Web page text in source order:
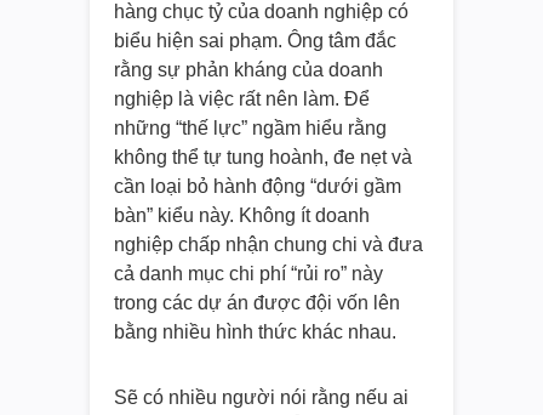
hàng chục tỷ của doanh nghiệp có
biểu hiện sai phạm. Ông tâm đắc
rằng sự phản kháng của doanh
nghiệp là việc rất nên làm. Để
những “thế lực” ngầm hiểu rằng
không thể tự tung hoành, đe nẹt và
cần loại bỏ hành động “dưới gầm
bàn” kiểu này. Không ít doanh
nghiệp chấp nhận chung chi và đưa
cả danh mục chi phí “rủi ro” này
trong các dự án được đội vốn lên
bằng nhiều hình thức khác nhau.
Sẽ có nhiều người nói rằng nếu ai